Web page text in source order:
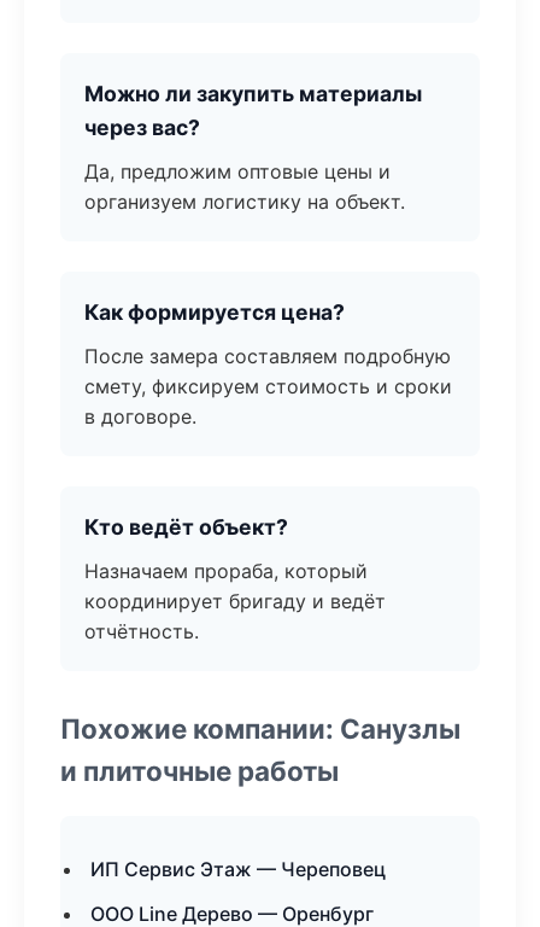
Можно ли закупить материалы
через вас?
Да, предложим оптовые цены и
организуем логистику на объект.
Как формируется цена?
После замера составляем подробную
смету, фиксируем стоимость и сроки
в договоре.
Кто ведёт объект?
Назначаем прораба, который
координирует бригаду и ведёт
отчётность.
Похожие компании: Санузлы
и плиточные работы
ИП Сервис Этаж — Череповец
ООО Line Дерево — Оренбург